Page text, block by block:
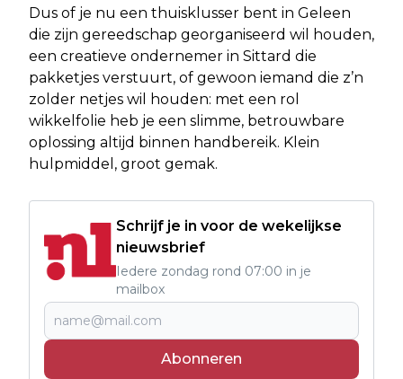
Dus of je nu een thuisklusser bent in Geleen
die zijn gereedschap georganiseerd wil houden,
een creatieve ondernemer in Sittard die
pakketjes verstuurt, of gewoon iemand die z’n
zolder netjes wil houden: met een rol
wikkelfolie heb je een slimme, betrouwbare
oplossing altijd binnen handbereik. Klein
hulpmiddel, groot gemak.
Schrijf je in voor de wekelijkse
nieuwsbrief
Iedere zondag rond 07:00 in je
mailbox
Abonneren